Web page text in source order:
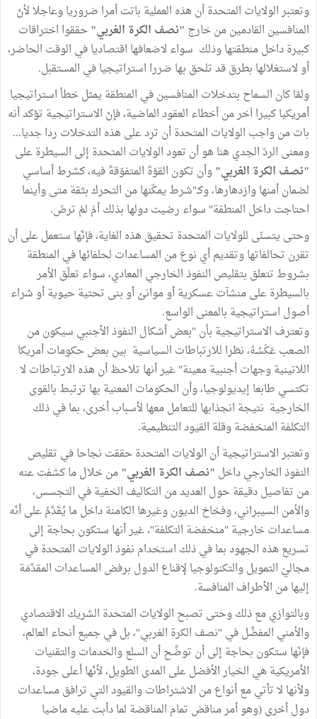
وتعتبر الولايات المتحدة أن هذه العملية باتت أمرا ضروريا وعاجلا لأنّ
المنافسين القادمين من خارج "نصف الكرة الغربي"حققوا اختراقات
كبيرة داخل منطقتها وذلك سواء لاضعافها اقتصاديا في الوقت الحاضر،
أو لاستغلالها بطرق قد تلحق بها ضررا استراتيجيا في المستقبل.
ولمّا كان السماح بتدخلات المنافسين في المنطقة يمثل خطأ استراتيجيا
أمريكيا كبيرا آخر من أخطاء العقود الماضية، فإنّ الاستراتيجية تؤكد أنه
بات من واجب الولايات المتحدة أن ترد على هذه التدخلات ردا جديا...
ومعنى الردّ الجدي هنا هو أن تعود الولايات المتحدة إلى السيطرة على
"نصف الكرة الغربي"وأن تكون القوّةَ المتفوّقةَ فيه، كشرط أساسي
لضمان أمنها وازدهارها، وكـ"شرط يمكّنها من التحرك بثقة متى وأينما
احتاجت داخل المنطقة" سواء رضيت دولها بذلك أمْ لمْ ترضَ.
وحتى يتسنّى للولايات المتحدة تحقيق هذه الغاية، فإنّها ستعمل على أن
تقرن تحالفاتها وتقديم أي نوع من المساعدات لحلفائها في المنطقة
بشروط تتعلق بتقليص النفوذ الخارجي المعادي، سواء تعلّق الأمر
بالسيطرة على منشآت عسكرية أو موانئ أو بنى تحتية حيوية أو شراء
أصول استراتيجية بالمعنى الواسع.
وتعترف الاستراتيجية بأن "بعض أشكال النفوذ الأجنبي سيكون من
الصعب عَكْسُهُ، نظرا للارتباطات السياسية بين بعض حكومات أمريكا
اللاتينية وجهات أجنبية معينة" غير أنها تلاحظ أن هذه الارتباطات لا
تكتسي طابعا إيديولوجيا، وأن الحكومات المعنية بها ترتبط بالقوى
الخارجية نتيجة انجذابها للتعامل معها لأسباب أخرى، بما في ذلك
التكلفة المنخفضة وقلة القيود التنظيمية.
وتعتبر الاستراتيجية أن الولايات المتحدة حققت نجاحا في تقليص
النفوذ الخارجي داخل "نصف الكرة الغربي"من خلال ما كشفت عنه
من تفاصيل دقيقة حول العديد من التكاليف الخفية في التجسس،
والأمن السيبراني، وفخاخ الديون وغيرها الكامنة داخل ما يُقَدَّمُ على أنّه
مساعدات خارجية "منخفضة التكلفة"، غير أنها ستكون بحاجة إلى
تسريع هذه الجهود بما في ذلك استخدام نفوذ الولايات المتحدة في
مجاليْ التمويل والتكنولوجيا لإقناع الدول برفض المساعدات المقدَّمَة
إليها من الأطراف المنافسة.
وبالتوازي مع ذلك وحتى تصبح الولايات المتحدة الشريك الاقتصادي
والأمني المفضَّل في "نصف الكرة الغربي"، بل في جميع أنحاء العالم،
فإنّها ستكون بحاجة إلى أن توضِّح أن السلع والخدمات والتقنيات
الأمريكية هي الخيار الأفضل على المدى الطويل، لأنّها أعلى جودة،
ولأنها لا تأتي مع أنواع من الاشتراطات والقيود التي ترافق مساعدات
دول أخرى (وهو أمر مناقض تمام المناقضة لما دأبت عليه ماضيا